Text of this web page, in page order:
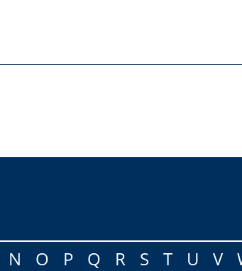
N O P Q R S T U V